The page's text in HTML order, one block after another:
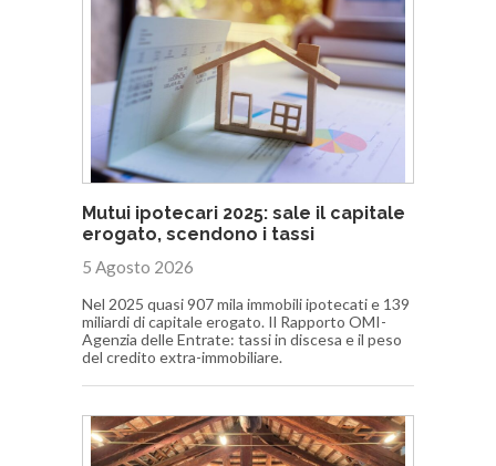
Mutui ipotecari 2025: sale il capitale
erogato, scendono i tassi
5 Agosto 2026
Nel 2025 quasi 907 mila immobili ipotecati e 139
miliardi di capitale erogato. Il Rapporto OMI-
Agenzia delle Entrate: tassi in discesa e il peso
del credito extra-immobiliare.